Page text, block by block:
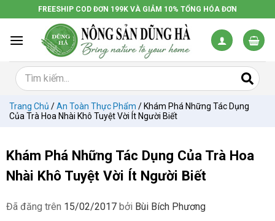
đến
dung
FREESHIP COD ĐƠN 199K VÀ GIẢM 10% TỔNG HÓA ĐƠN
Trang Chủ /An Toàn Thực Phẩm / Khám Phá Những Tác Dụng
Của Trà Hoa Nhài Khô Tuyệt Vời Ít Người Biết
Khám Phá Những Tác Dụng Của Trà Hoa
Nhài Khô Tuyệt Vời Ít Người Biết
Đã đăng trên 15/02/2017 bởi Bùi Bích Phương